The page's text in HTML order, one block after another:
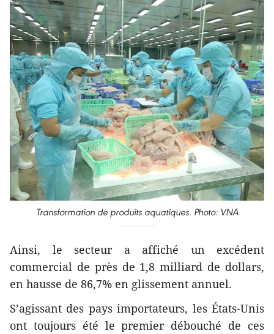
Transformation de produits aquatiques. Photo: VNA
Ainsi, le secteur a affiché un excédent
commercial de près de 1,8 milliard de dollars,
en hausse de 86,7% en glissement annuel.
S’agissant des pays importateurs, les États-Unis
ont toujours été le premier débouché de ces